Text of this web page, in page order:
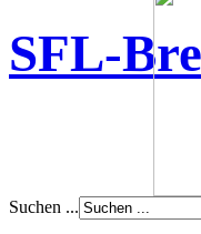
SFL-
Suchen ...